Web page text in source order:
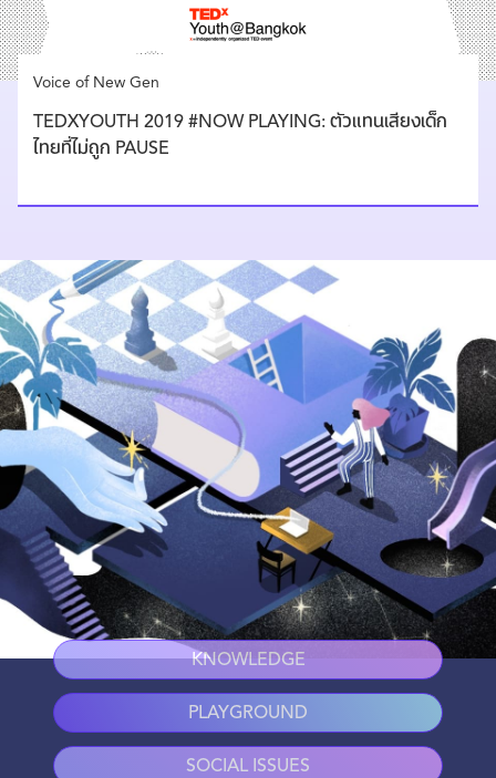
Voice of New Gen
TEDXYOUTH 2019 #NOW PLAYING: ตัวแทนเสียงเด็ก
ไทยที่ไม่ถูก PAUSE
KNOWLEDGE
PLAYGROUND
SOCIAL ISSUES